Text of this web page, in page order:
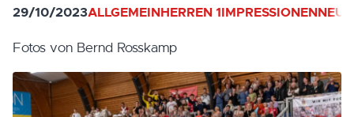
29/10/2023ALLGEMEINHERREN 1IMPRESSIONEN
Fotos von Bernd Rosskamp